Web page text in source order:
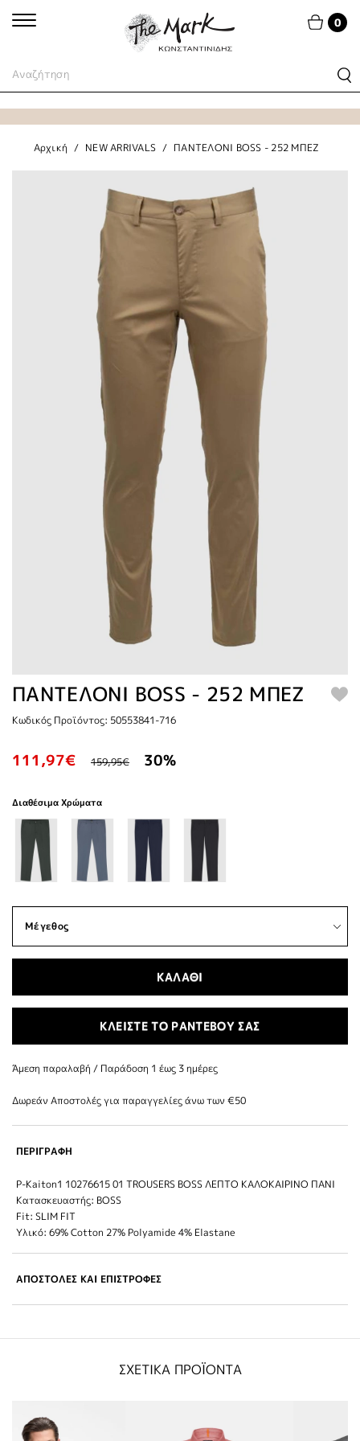
0
Αρχική NEW ARRIVALS ΠΑΝΤΕΛΟΝΙ BOSS - 252 ΜΠΕΖ
ΠΑΝΤΕΛΟΝΙ BOSS - 252 ΜΠΕΖ
Κωδικός Προϊόντος: 50553841-716
111,97€ 159,95€ 30%
Διαθέσιμα Χρώματα
ΚΑΛΑΘΙ
ΚΛΕΙΣΤΕ ΤΟ ΡΑΝΤΕΒΟΥ ΣΑΣ
Άμεση παραλαβή / Παράδoση 1 έως 3 ημέρες
Δωρεάν Αποστολές για παραγγελίες άνω των €50
ΠΕΡΙΓΡΑΦΗ
P-Kaiton1 10276615 01 TROUSERS BOSS ΛΕΠΤΟ ΚΑΛΟΚΑΙΡΙΝΟ ΠΑΝΙ
Κατασκευαστής: BOSS
Fit: SLIM FIT
Υλικό: 69% Cotton 27% Polyamide 4% Elastane
ΑΠΟΣΤΟΛΕΣ ΚΑΙ ΕΠΙΣΤΡΟΦΕΣ
ΣΧΕΤΙΚΑ ΠΡΟΪΟΝΤΑ